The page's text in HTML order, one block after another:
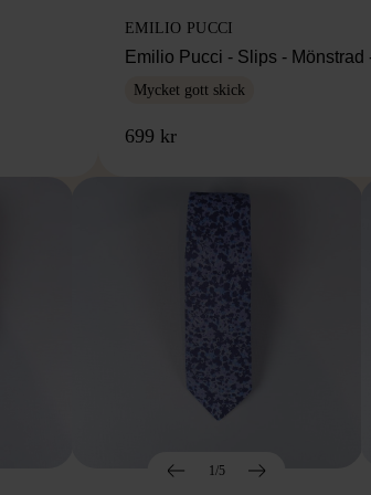
EMILIO PUCCI
Emilio Pucci - Slips -
Mycket gott skick
699 kr
1/5